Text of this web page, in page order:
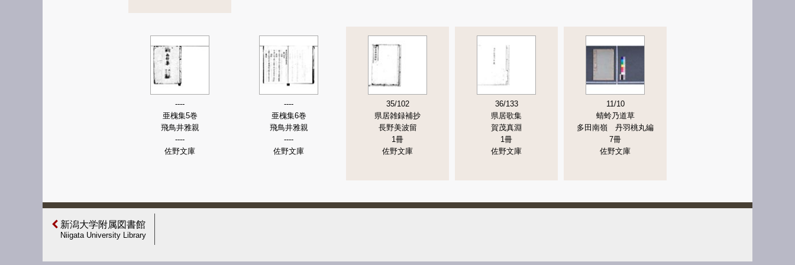
----
亜槐集5巻
飛鳥井雅親
----
佐野文庫
----
亜槐集6巻
飛鳥井雅親
----
佐野文庫
35/102
県居雑録補抄
長野美波留
1冊
佐野文庫
36/133
県居歌集
賀茂真淵
1冊
佐野文庫
11/10
蜻蛉乃道草
多田南嶺 丹羽桃丸編
7冊
佐野文庫
新潟大学附属図書館
Niigata University Library